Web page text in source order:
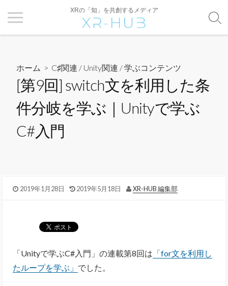
XRの「知」を共創するメディア
ホーム > C♯関連 / Unity関連 /学ぶコンテンツ
[第9回] switch文を利用した条
件分岐を学ぶ｜Unityで学ぶ
C#入門
2019年1月28日 2019年5月18日 XR-HUB 編集部
「Unityで学ぶC#入門」の連載第8回は 「for文を利用し
たループを学ぶ」 でした。